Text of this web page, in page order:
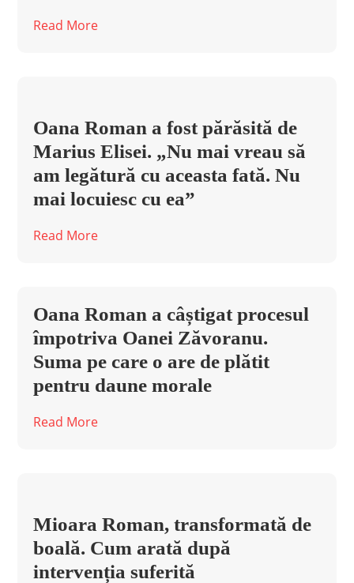
Read More
Oana Roman a fost părăsită de
Marius Elisei. „Nu mai vreau să
am legătură cu aceasta fată. Nu
mai locuiesc cu ea”
Read More
Oana Roman a câștigat procesul
împotriva Oanei Zăvoranu.
Suma pe care o are de plătit
pentru daune morale
Read More
Mioara Roman, transformată de
boală. Cum arată după
intervenția suferită